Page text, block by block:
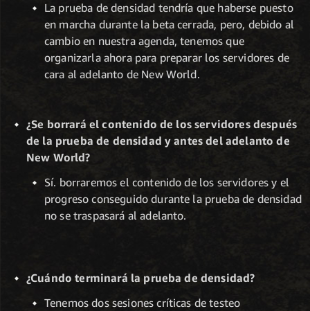
La prueba de densidad tendría que haberse puesto
en marcha durante la beta cerrada, pero, debido al
cambio en nuestra agenda, tenemos que
organizarla ahora para preparar los servidores de
cara al adelanto de New World.
¿Se borrará el contenido de los servidores después
de la prueba de densidad y antes del adelanto de
New World?
Sí. borraremos el contenido de los servidores y el
progreso conseguido durante la prueba de densidad
no se traspasará al adelanto.
¿Cuándo terminará la prueba de densidad?
Tenemos dos sesiones críticas de testeo